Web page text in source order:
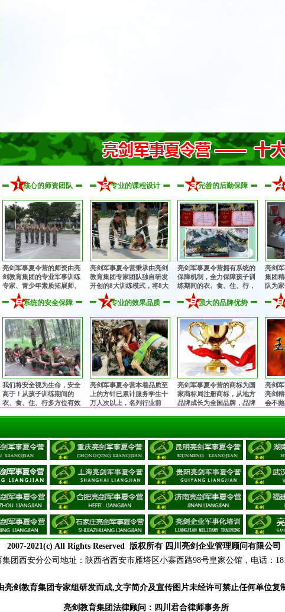
核心的师资团队
亮剑军事夏令营的师资由亮
剑教育集团的专业军事训练
专家、青少年素质拓展师、
心理健康教育专家、知名励
志教育专家、畅销书作者共
队！
专业的课程设计
亮剑军事夏令营秉承由亮剑
教育集团专家团队独自研发
开创的8大训练模式，将8大
专业训练模式有机融为一
体，多角度、多方位提升孩
完善的后勤保障
亮剑军事夏令营拥有系统的
保障机制，全力保障孩子训
练期间的衣、食、住、行，
为孩子的训练成长提供完善
的后勤保障！
亮剑
集团
队为
从孩
细致
系统的安全保障
我们将安全视为生命，安全
高于！从孩子训练期间的
衣、食、住、行多方位有效
护，并在入营前为每一位孩
专业的效果品质
亮剑军事夏令营本着品质至
上的方针已累计服务学生十
万人次以上，名列行业前
肯定和赞誉，让全国的孩子
军事夏令营！
强大的品牌优势
亮剑军事夏令营的商标为国
家商标局注册商标，从地方
品牌成长为全国品牌，品牌
安全、正规，值得信赖！
亮剑
亮剑
会不
亿万
2007-2021(c) All Rights Reserved 版权所有 四川亮剑企业管理顾问有限公司
团 西安分公司地址：陕西省西安市雁塔区小寨西路98号皇家公馆，电话：
亮剑教育集团专家组研发而成,文字简介及宣传图片未经许可禁止任何单位复
亮剑教育集团法律顾问：四川君合律师事务所